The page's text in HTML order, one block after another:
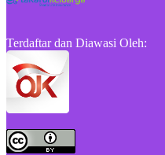
Terdaftar dan Diawasi Oleh: